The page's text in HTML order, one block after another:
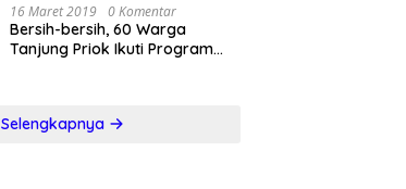
16 Maret 2019 0 Komentar
Bersih-bersih, 60 Warga
Tanjung Priok Ikuti Program
Selengkapnya